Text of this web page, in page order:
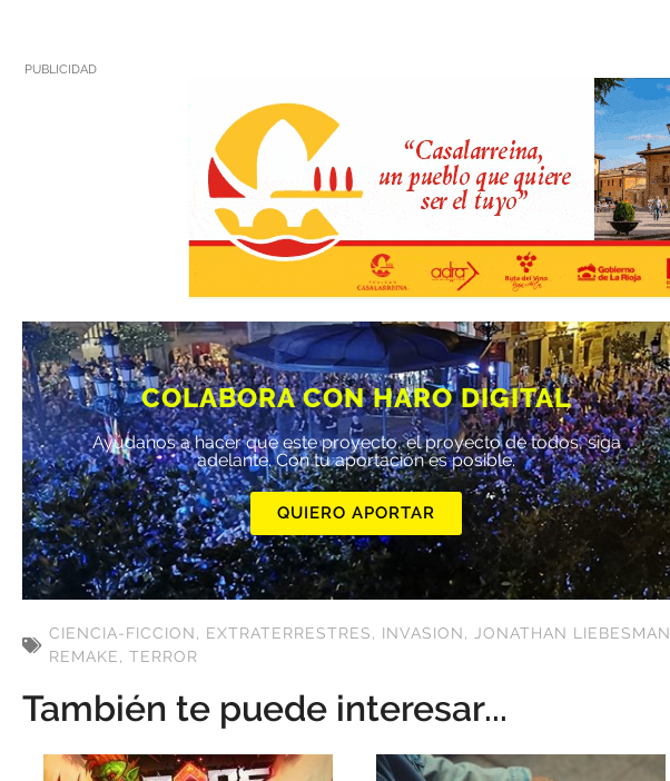
PUBLICIDAD
COLABORA CON HARO DIGITAL
Ayúdanos a hacer que este proyecto, el proyecto de todos, siga
adelante. Con tu aportación es posible.
QUIERO APORTAR
CIENCIA-FICCION, EXTRATERRESTRES, INVASION, JONATHAN LIEBESMAN
REMAKE, TERROR
También te puede interesar...